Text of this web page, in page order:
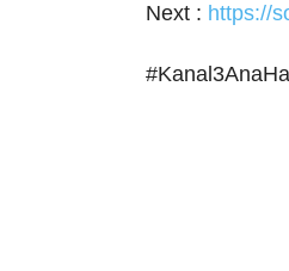
Next : https://